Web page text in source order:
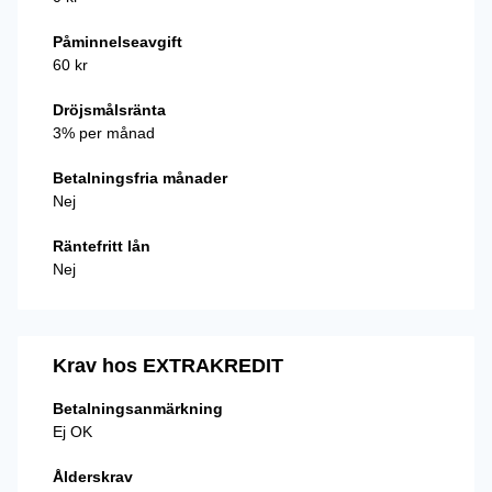
Påminnelseavgift
60 kr
Dröjsmålsränta
3% per månad
Betalningsfria månader
Nej
Räntefritt lån
Nej
Krav hos EXTRAKREDIT
Betalningsanmärkning
Ej OK
Ålderskrav